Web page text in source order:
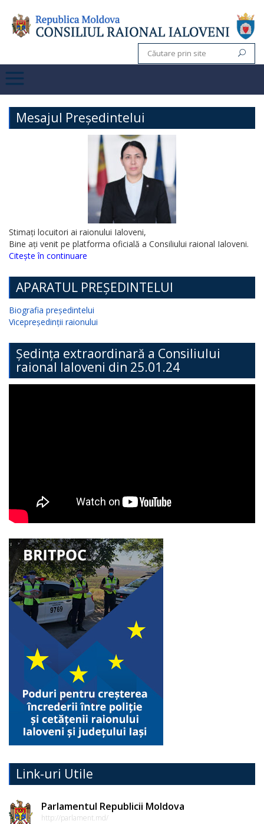
Mesajul Președintelui
Stimați locuitori ai raionului Ialoveni,
Bine ați venit pe platforma oficială a Consiliului raional Ialoveni.
Citește în continuare
APARATUL PREȘEDINTELUI
Biografia președintelui
Vicepreședinții raionului
Ședința extraordinară a Consiliului
raional Ialoveni din 25.01.24
Link-uri Utile
Parlamentul Republicii Moldova
http://parlament.md/